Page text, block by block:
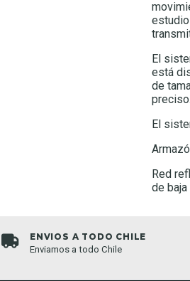
El
está
de
preciso.
El
Red
de baja
ENVIOS A TODO CHILE
Enviamos a todo Chile